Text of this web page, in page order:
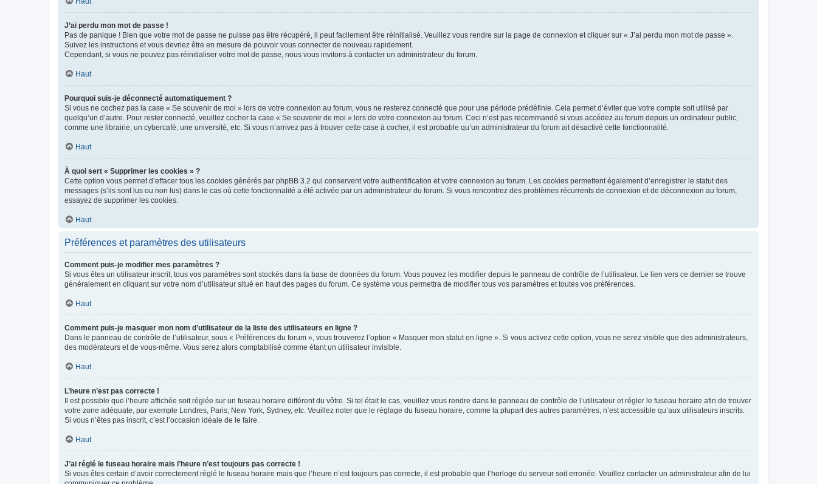
J’ai perdu mon mot de passe !
Pas de panique ! Bien que votre mot de passe ne puisse pas être récupéré, il peut facilement être réinitialisé. Veuillez vous rendre sur la page de connexion et cliquer sur « J’ai perdu mon mot de passe ».
Suivez les instructions et vous devriez être en mesure de pouvoir vous connecter de nouveau rapidement.
Cependant, si vous ne pouvez pas réinitialiser votre mot de passe, nous vous invitons à contacter un administrateur du forum.
Haut
Pourquoi suis-je déconnecté automatiquement ?
Si vous ne cochez pas la case « Se souvenir de moi » lors de votre connexion au forum, vous ne resterez connecté que pour une période prédéfinie. Cela permet d’éviter que votre compte soit utilisé par
quelqu’un d’autre. Pour rester connecté, veuillez cocher la case « Se souvenir de moi » lors de votre connexion au forum. Ceci n’est pas recommandé si vous accédez au forum depuis un ordinateur public,
comme une librairie, un cybercafé, une université, etc. Si vous n’arrivez pas à trouver cette case à cocher, il est probable qu’un administrateur du forum ait désactivé cette fonctionnalité.
Haut
À quoi sert « Supprimer les cookies » ?
Cette option vous permet d’effacer tous les cookies générés par phpBB 3.2 qui conservent votre authentification et votre connexion au forum. Les cookies permettent également d’enregistrer le statut des
messages (s’ils sont lus ou non lus) dans le cas où cette fonctionnalité a été activée par un administrateur du forum. Si vous rencontrez des problèmes récurrents de connexion et de déconnexion au forum,
essayez de supprimer les cookies.
Haut
Préférences et paramètres des utilisateurs
Comment puis-je modifier mes paramètres ?
Si vous êtes un utilisateur inscrit, tous vos paramètres sont stockés dans la base de données du forum. Vous pouvez les modifier depuis le panneau de contrôle de l’utilisateur. Le lien vers ce dernier se trouve
généralement en cliquant sur votre nom d’utilisateur situé en haut des pages du forum. Ce système vous permettra de modifier tous vos paramètres et toutes vos préférences.
Haut
Comment puis-je masquer mon nom d’utilisateur de la liste des utilisateurs en ligne ?
Dans le panneau de contrôle de l’utilisateur, sous « Préférences du forum », vous trouverez l’option « Masquer mon statut en ligne ». Si vous activez cette option, vous ne serez visible que des administrateurs,
des modérateurs et de vous-même. Vous serez alors comptabilisé comme étant un utilisateur invisible.
Haut
L’heure n’est pas correcte !
Il est possible que l’heure affichée soit réglée sur un fuseau horaire différent du vôtre. Si tel était le cas, veuillez vous rendre dans le panneau de contrôle de l’utilisateur et régler le fuseau horaire afin de trouver
votre zone adéquate, par exemple Londres, Paris, New York, Sydney, etc. Veuillez noter que le réglage du fuseau horaire, comme la plupart des autres paramètres, n’est accessible qu’aux utilisateurs inscrits.
Si vous n’êtes pas inscrit, c’est l’occasion idéale de le faire.
Haut
J’ai réglé le fuseau horaire mais l’heure n’est toujours pas correcte !
Si vous êtes certain d’avoir correctement réglé le fuseau horaire mais que l’heure n’est toujours pas correcte, il est probable que l’horloge du serveur soit erronée. Veuillez contacter un administrateur afin de lui